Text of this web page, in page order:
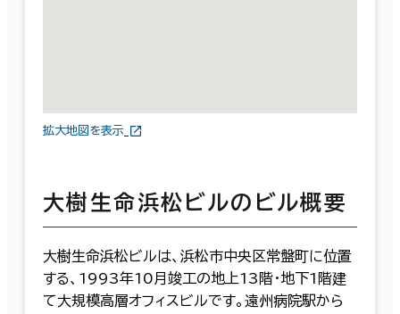
拡大地図を表示
大樹生命浜松ビルのビル概要
大樹生命浜松ビルは、浜松市中央区常盤町に位置
する、1993年10月竣工の地上13階・地下1階建
て大規模高層オフィスビルです。遠州病院駅から